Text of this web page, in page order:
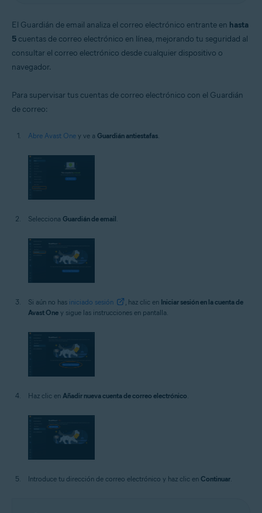
El Guardián de email analiza el correo electrónico entrante en hasta
5 cuentas de correo electrónico en línea, mejorando tu seguridad al
consultar el correo electrónico desde cualquier dispositivo o
navegador.
Para supervisar tus cuentas de correo electrónico con el Guardián
de correo:
Abre Avast One y ve a Guardián antiestafas
Selecciona Guardián de email.
Si aún no has iniciado sesión , haz clic en Iniciar sesión en la cuenta de
Avast One y sigue las instrucciones en pantalla.
Haz clic en Añadir nueva cuenta de correo electrónico.
Introduce tu dirección de correo electrónico y haz clic en Continuar.